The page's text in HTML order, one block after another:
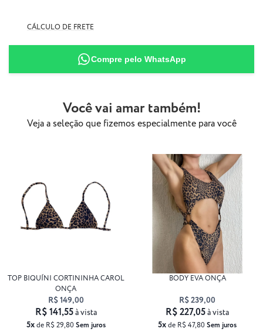
10% Elastano
CÁLCULO DE FRETE
Compre pelo WhatsApp
Você vai amar também!
Veja a seleção que fizemos especialmente para você
TOP BIQUÍNI CORTININHA CAROL
ONÇA
R$ 149,00
5xde R$ 29,80 Sem juros
R$ 141,55à vista
BODY EVA ONÇA
R$ 239,00
5xde R$ 47,80 Sem juros
R$ 227,05à vista